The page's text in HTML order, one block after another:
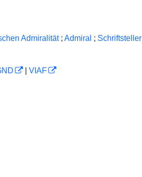
Admiralität ; Admiral ; Schriftsteller
VIAF